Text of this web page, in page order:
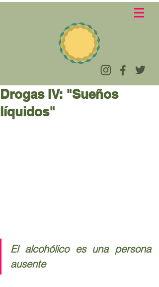
Drogas IV: "Sueños
líquidos"
El alcohólico es una persona
ausente